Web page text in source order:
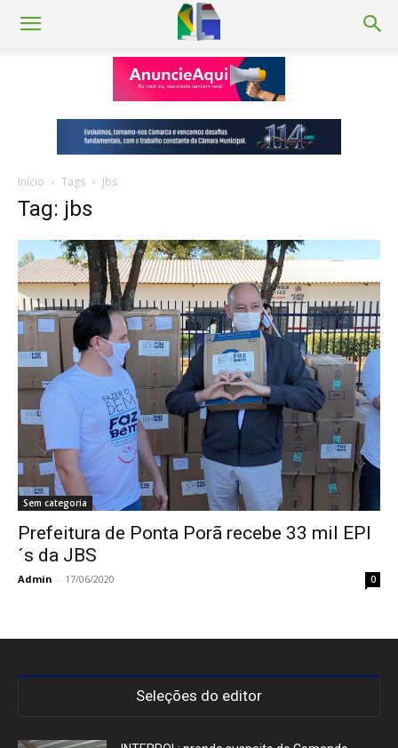
Início Tags Jbs
Tag: jbs
Sem categoria
Prefeitura de Ponta Porã recebe 33 mil EPI
´s da JBS
Admin - 17/06/2020 0
Seleções do editor